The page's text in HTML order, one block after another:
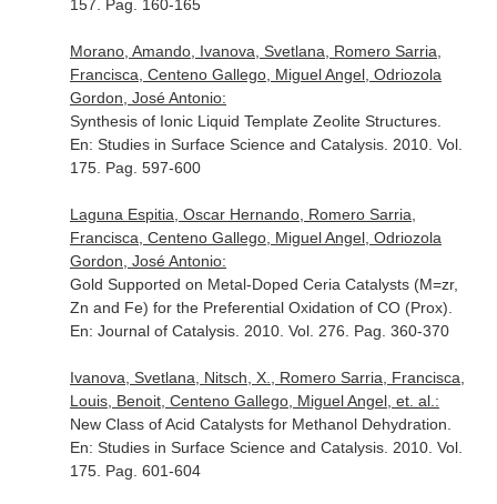
157. Pag. 160-165
Morano, Amando, Ivanova, Svetlana, Romero Sarria,
Francisca, Centeno Gallego, Miguel Angel, Odriozola
Gordon, José Antonio:
Synthesis of Ionic Liquid Template Zeolite Structures.
En: Studies in Surface Science and Catalysis. 2010. Vol.
175. Pag. 597-600
Laguna Espitia, Oscar Hernando, Romero Sarria,
Francisca, Centeno Gallego, Miguel Angel, Odriozola
Gordon, José Antonio:
Gold Supported on Metal-Doped Ceria Catalysts (M=zr,
Zn and Fe) for the Preferential Oxidation of CO (Prox).
En: Journal of Catalysis. 2010. Vol. 276. Pag. 360-370
Ivanova, Svetlana, Nitsch, X., Romero Sarria, Francisca,
Louis, Benoit, Centeno Gallego, Miguel Angel, et. al.:
New Class of Acid Catalysts for Methanol Dehydration.
En: Studies in Surface Science and Catalysis. 2010. Vol.
175. Pag. 601-604